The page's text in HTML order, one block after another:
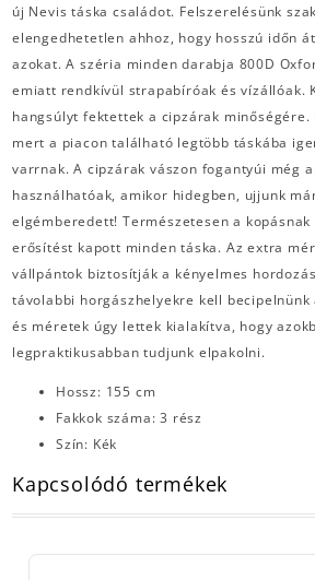
új Nevis táska családot. Felszerelésünk
elengedhetetlen ahhoz, hogy hosszú időn
azokat. A széria minden darabja 800D
emiatt rendkívül strapabíróak és vízállóak.
hangsúlyt fektettek a cipzárak minőségére.
mert a piacon található legtöbb táskába
varrnak. A cipzárak vászon fogantyúi még
használhatóak, amikor hidegben, ujjunk
elgémberedett! Természetesen a
erősítést kapott minden táska. Az extra
vállpántok biztosítják a kényelmes
távolabbi horgászhelyekre kell becipelnünk
és méretek úgy lettek kialakítva, hogy
legpraktikusabban tudjunk elpakolni.
Hossz: 155 cm
Fakkok száma: 3 rész
Szín: Kék
Kapcsolódó termékek